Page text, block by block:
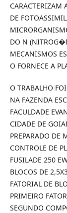
CARACTERIZAM
DE
DO N
MECANISMOS
O FORNECE A
O TRABALHO
NA FAZENDA
FACULDADE
CIDADE DE
PREPARADO DE
CONTROLE DE
FUSILADE 250
BLOCOS DE
FATORIAL DE
PRIMEIRO
SEGUNDO